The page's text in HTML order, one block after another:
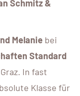
Schmitz &
Melanie bei
Standard
In fast
Klasse für